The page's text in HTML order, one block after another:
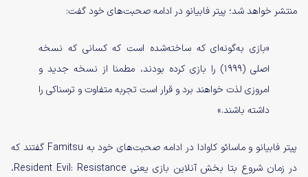
منتشر خواهد شد؛ پیتر فابیانو در ادامه صحبت‌های خود گفت:
«بازی به‌گونه‌ای که ساخته‌شده است که کسانی که نسخه
اصلی (1999) را بازی کرده بودند، مطمنا از نسخه جدید و
امروزی لذت خواهند برد و قرار است تجربه متفاوت و ترسناکی را
داشته باشند.»
پیتر فابیانو و ماسائو کاوادا در ادامه صحبت‌های خود به Famitsu گفتند که
در زمان شروع بتا بخش آنلاین بازی یعنی Resident Evil: Resistance،